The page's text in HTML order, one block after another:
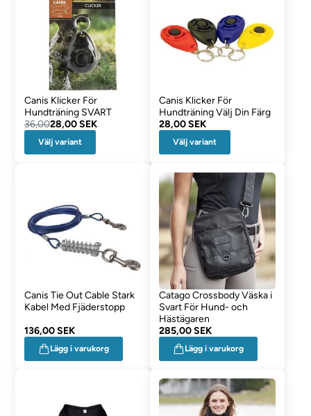
Canis Klicker För
Hundträning SVART
36,0028,00 SEK
Välj variant
Canis Klicker För
Hundträning Välj Din Färg
28,00 SEK
Välj variant
Canis Tie Out Cable Stark
Kabel Med Fjäderstopp
136,00 SEK
Lägg i varukorg
Catago Crossbody Väska i
Svart För Hund- och
Hästägaren
285,00 SEK
Lägg i varukorg